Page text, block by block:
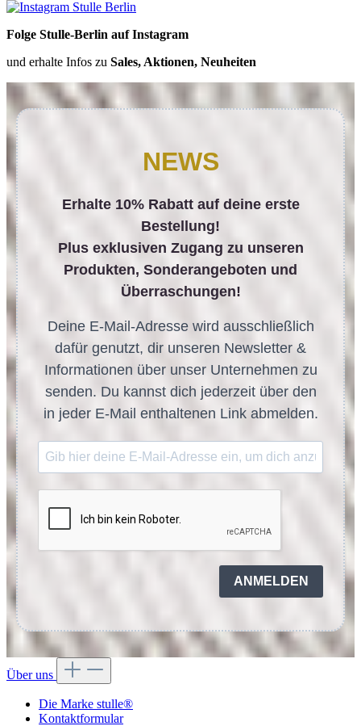
Folge Stulle-Berlin auf Instagram
und erhalte Infos zu Sales, Aktionen, Neuheiten
NEWS
Erhalte 10% Rabatt auf deine erste
Bestellung!
Plus exklusiven Zugang zu unseren
Produkten, Sonderangeboten und
Überraschungen!
Deine E-Mail-Adresse wird ausschließlich
dafür genutzt, dir unseren Newsletter &
Informationen über unser Unternehmen zu
senden. Du kannst dich jederzeit über den
in jeder E-Mail enthaltenen Link abmelden.
ANMELDEN
Über uns
Die Marke stulle®
Kontaktformular